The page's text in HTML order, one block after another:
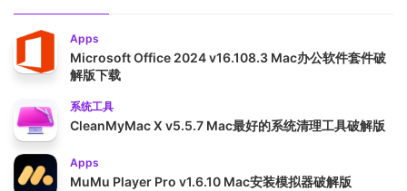
Apps
Microsoft Office 2024 v16.108.3 Mac办公软件套件破
解版下载
系统工具
CleanMyMac X v5.5.7 Mac最好的系统清理工具破解版
Apps
MuMu Player Pro v1.6.10 Mac安装模拟器破解版